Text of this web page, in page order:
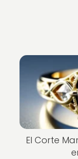
El Corte